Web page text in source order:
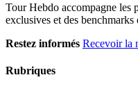
Tour Hebdo accompagne les
exclusives et des benchmarks
Restez informés Recevoir la
Rubriques